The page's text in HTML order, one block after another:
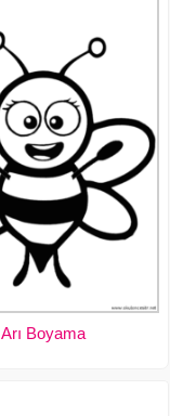
Arı Boyama